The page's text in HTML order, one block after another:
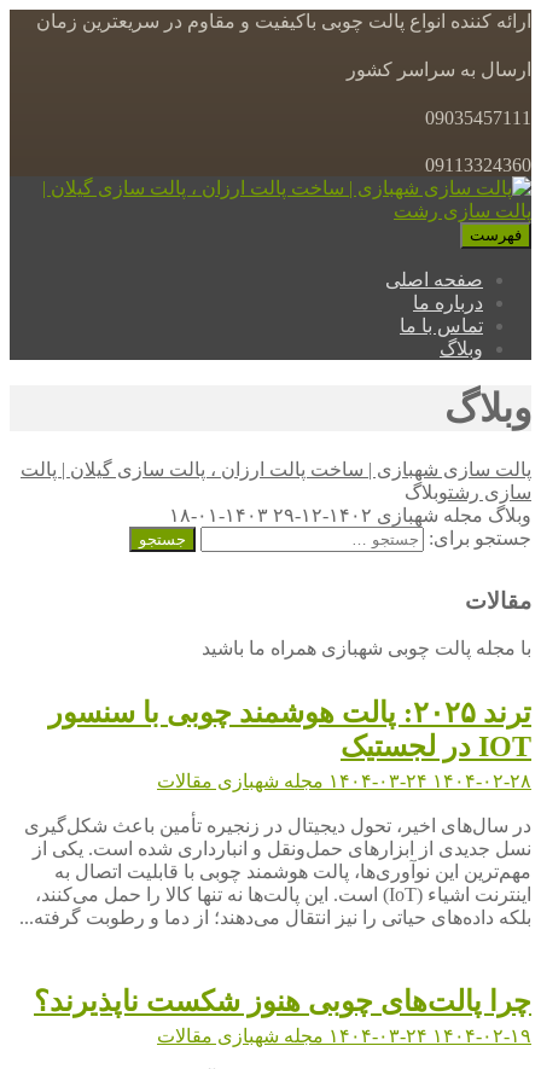
ارائه کننده انواع پالت چوبی باکیفیت و مقاوم در سریعترین زمان
ارسال به سراسر کشور
09035457111
09113324360
فهرست
صفحه اصلی
درباره ما
تماس با ما
وبلاگ
وبلاگ
پالت سازی شهبازی | ساخت پالت ارزان ، پالت سازی گیلان | پالت
سازی رشتوبلاگ
وبلاگ مجله شهبازی ۱۴۰۲-۱۲-۲۹
۱۴۰۳-۰۱-۱۸
جستجو برای:
مقالات
با مجله پالت چوبی شهبازی همراه ما باشید
ترند ۲۰۲۵: پالت هوشمند چوبی با سنسور
IOT در لجستیک
۱۴۰۴-۰۲-۲۸ ۱۴۰۴-۰۳-۲۴ مجله شهبازی مقالات
در سال‌های اخیر، تحول دیجیتال در زنجیره تأمین باعث شکل‌گیری
نسل جدیدی از ابزارهای حمل‌ونقل و انبارداری شده است. یکی از
مهم‌ترین این نوآوری‌ها، پالت هوشمند چوبی با قابلیت اتصال به
اینترنت اشیاء (IoT) است. این پالت‌ها نه تنها کالا را حمل می‌کنند،
بلکه داده‌های حیاتی را نیز انتقال می‌دهند؛ از دما و رطوبت گرفته...
چرا پالت‌های چوبی هنوز شکست‌ ناپذیرند؟
۱۴۰۴-۰۲-۱۹ ۱۴۰۴-۰۳-۲۴ مجله شهبازی مقالات